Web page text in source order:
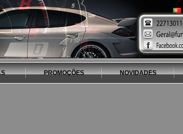
PROMOÇÕES NOVIDADES